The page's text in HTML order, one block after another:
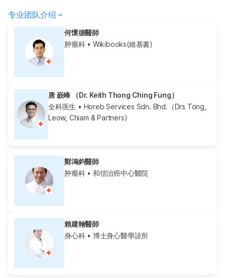
专业团队介绍
何懷德醫師
肿瘤科• Wikibooks(維基書)
唐 嶔峰 （Dr. Keith Thong Ching Fung）
全科医生 • Horeb Services Sdn. Bhd.（Drs Tong,
Leow, Chiam & Partners)
鄭鴻鈞醫師
肿瘤科• 和信治癌中心醫院
賴建翰醫師
身心科• 博士身心醫學診所